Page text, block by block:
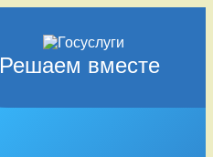
Решаем вместе